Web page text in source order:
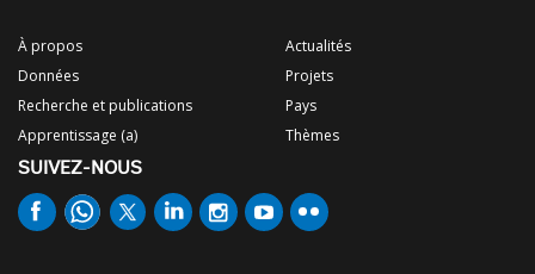
À propos
Données
Recherche et publications
Apprentissage (a)
Actualités
Projets
Pays
Thèmes
SUIVEZ-NOUS